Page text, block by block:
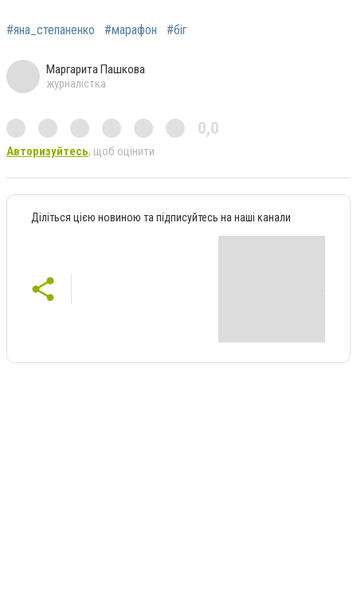
#яна_степаненко #марафон #біг
Маргарита Пашкова
журналістка
0,0
Авторизуйтесь, щоб оцінити
Діліться цією новиною та підписуйтесь на наші канали